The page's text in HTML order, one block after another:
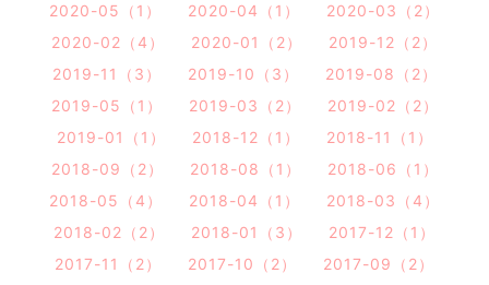
2020-05（1）
2020-04（1）
2020-03（2）
2020-02（4）
2020-01（2）
2019-12（2）
2019-11（3）
2019-10（3）
2019-08（2）
2019-05（1）
2019-03（2）
2019-02（2）
2019-01（1）
2018-12（1）
2018-11（1）
2018-09（2）
2018-08（1）
2018-06（1）
2018-05（4）
2018-04（1）
2018-03（4）
2018-02（2）
2018-01（3）
2017-12（1）
2017-11（2）
2017-10（2）
2017-09（2）